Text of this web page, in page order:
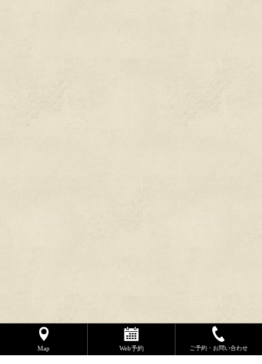
Map Web予約 ご予約・お問い合わせ